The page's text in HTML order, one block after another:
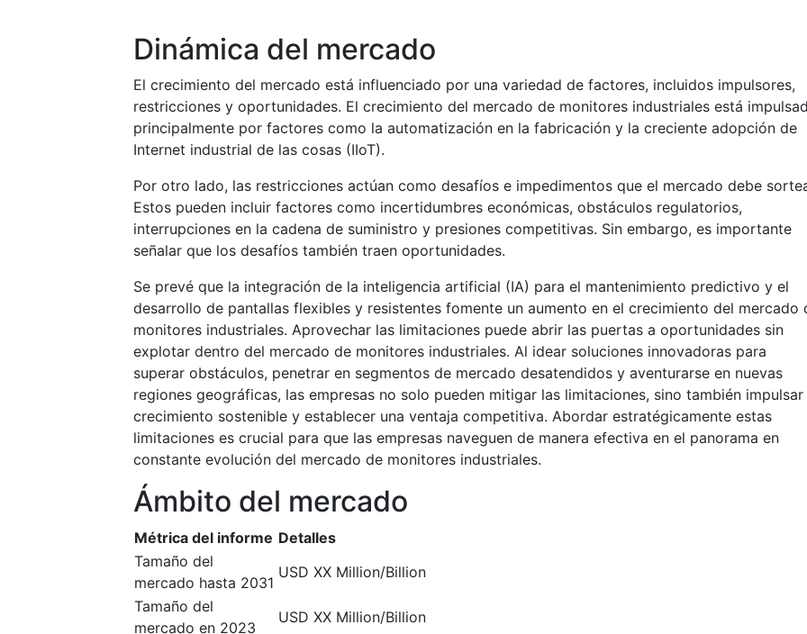
Dinámica del mercado
El crecimiento del mercado está influenciado por una variedad de factores, incluidos impulsores,
restricciones y oportunidades. El crecimiento del mercado de monitores industriales está
principalmente por factores como la automatización en la fabricación y la creciente adopción de
Internet industrial de las cosas (IIoT).
Por otro lado, las restricciones actúan como desafíos e impedimentos que el mercado debe
Estos pueden incluir factores como incertidumbres económicas, obstáculos regulatorios,
interrupciones en la cadena de suministro y presiones competitivas. Sin embargo, es importante
señalar que los desafíos también traen oportunidades.
Se prevé que la integración de la inteligencia artificial (IA) para el mantenimiento predictivo y el
desarrollo de pantallas flexibles y resistentes fomente un aumento en el crecimiento del mercado
monitores industriales. Aprovechar las limitaciones puede abrir las puertas a oportunidades sin
explotar dentro del mercado de monitores industriales. Al idear soluciones innovadoras para
superar obstáculos, penetrar en segmentos de mercado desatendidos y aventurarse en nuevas
regiones geográficas, las empresas no solo pueden mitigar las limitaciones, sino también impulsar
crecimiento sostenible y establecer una ventaja competitiva. Abordar estratégicamente estas
limitaciones es crucial para que las empresas naveguen de manera efectiva en el panorama en
constante evolución del mercado de monitores industriales.
Ámbito del mercado
Métrica del informe Detalles
Tamaño del
mercado hasta 2031
USD XX Million/Billion
Tamaño del
mercado en 2023
USD XX Million/Billion